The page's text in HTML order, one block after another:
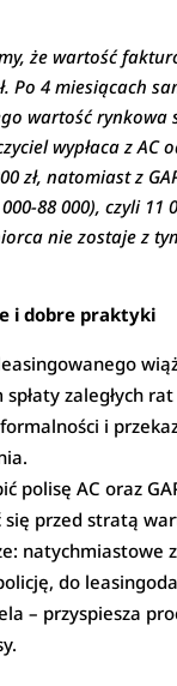
że wartość
Po 4 miesiącach
wartość rynkowa
wypłaca z AC
zł, natomiast z
88 000), czyli 11
nie zostaje z
i dobre praktyki
zaległych
i
polisę AC oraz
się przed stratą
natychmiastowe
do
– przyspiesza